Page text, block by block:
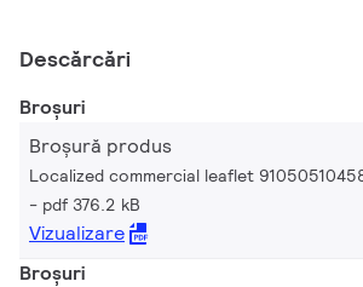
Descărcări
Broșuri
Broșură produs
Localized commercial leaflet
pdf 376.2 kB
Vizualizare
Broșuri